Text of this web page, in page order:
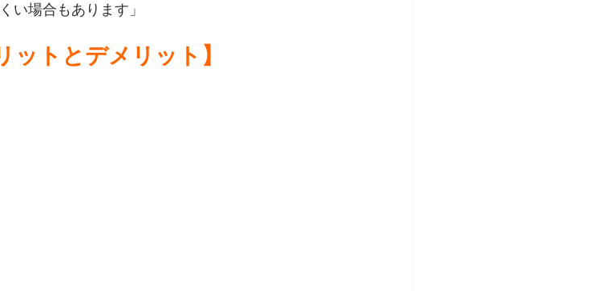
い場合もあります」
ットとデメリット】